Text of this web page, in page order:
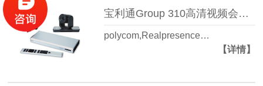
宝利通Group 310高清视频会议终端
polycom,Realpresence…
【详情】